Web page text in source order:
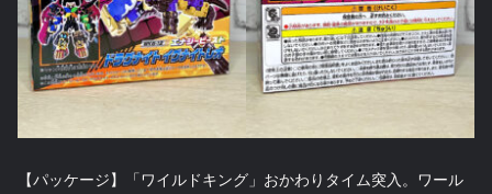
【パッケージ】「ワイルドキング」おかわりタイム突入。ワール